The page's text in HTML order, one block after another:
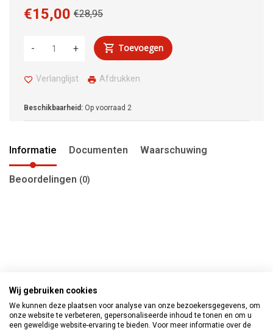
€28,95
€15,00
+
- Toevoegen
Verlanglijst Afdrukken
Beschikbaarheid: Op voorraad 2
Informatie Documenten Waarschuwing
Beoordelingen (0)
Wij gebruiken cookies
We kunnen deze plaatsen voor analyse van onze bezoekersgegevens, om
onze website te verbeteren, gepersonaliseerde inhoud te tonen en om u
een geweldige website-ervaring te bieden. Voor meer informatie over de